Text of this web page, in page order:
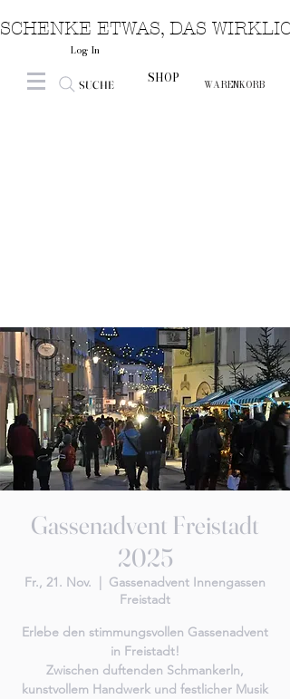
SCHENKE ETWAS, DAS
Log In
SUCHE SHOP WARENKORB
Gassenadvent Freistadt
2025
Fr., 21. Nov.
Gassenadvent Innengassen
Freistadt
Erlebe den stimmungsvollen Gassenadvent
in Freistadt!
Zwischen duftenden Schmankerln,
kunstvollem Handwerk und festlicher Musik